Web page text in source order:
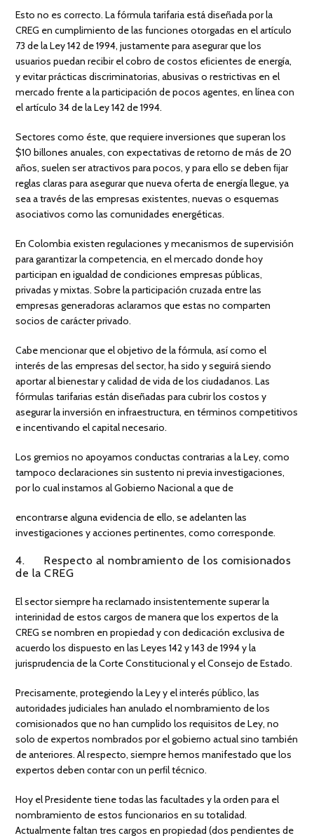
Esto no es correcto. La fórmula tarifaria está diseñada por la
CREG en cumplimiento de las funciones otorgadas en el artículo
73 de la Ley 142 de 1994, justamente para asegurar que los
usuarios puedan recibir el cobro de costos eﬁcientes de energía,
y evitar prácticas discriminatorias, abusivas o restrictivas en el
mercado frente a la participación de pocos agentes, en línea con
el artículo 34 de la Ley 142 de 1994.
Sectores como éste, que requiere inversiones que superan los
$10 billones anuales, con expectativas de retorno de más de 20
años, suelen ser atractivos para pocos, y para ello se deben ﬁjar
reglas claras para asegurar que nueva oferta de energía llegue, ya
sea a través de las empresas existentes, nuevas o esquemas
asociativos como las comunidades energéticas.
En Colombia existen regulaciones y mecanismos de supervisión
para garantizar la competencia, en el mercado donde hoy
participan en igualdad de condiciones empresas públicas,
privadas y mixtas. Sobre la participación cruzada entre las
empresas generadoras aclaramos que estas no comparten
socios de carácter privado.
Cabe mencionar que el objetivo de la fórmula, así como el
interés de las empresas del sector, ha sido y seguirá siendo
aportar al bienestar y calidad de vida de los ciudadanos. Las
fórmulas tarifarias están diseñadas para cubrir los costos y
asegurar la inversión en infraestructura, en términos competitivos
e incentivando el capital necesario.
Los gremios no apoyamos conductas contrarias a la Ley, como
tampoco declaraciones sin sustento ni previa investigaciones,
por lo cual instamos al Gobierno Nacional a que de
encontrarse alguna evidencia de ello, se adelanten las
investigaciones y acciones pertinentes, como corresponde.
4. Respecto al nombramiento de los comisionados
de la CREG
El sector siempre ha reclamado insistentemente superar la
interinidad de estos cargos de manera que los expertos de la
CREG se nombren en propiedad y con dedicación exclusiva de
acuerdo los dispuesto en las Leyes 142 y 143 de 1994 y la
jurisprudencia de la Corte Constitucional y el Consejo de Estado.
Precisamente, protegiendo la Ley y el interés público, las
autoridades judiciales han anulado el nombramiento de los
comisionados que no han cumplido los requisitos de Ley, no
solo de expertos nombrados por el gobierno actual sino también
de anteriores. Al respecto, siempre hemos manifestado que los
expertos deben contar con un perﬁl técnico.
Hoy el Presidente tiene todas las facultades y la orden para el
nombramiento de estos funcionarios en su totalidad.
Actualmente faltan tres cargos en propiedad (dos pendientes de